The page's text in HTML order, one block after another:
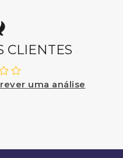
CLIENTES
uma análise